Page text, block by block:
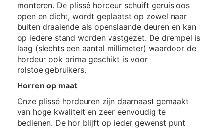
monteren. De plissé hordeur schuift geruisloos
open en dicht, wordt geplaatst op zowel naar
buiten draaiende als openslaande deuren en kan
op iedere stand worden vastgezet. De drempel is
laag (slechts een aantal millimeter) waardoor de
hordeur ook prima geschikt is voor
rolstoelgebruikers.
Horren op maat
Onze plissé hordeuren zijn daarnaast gemaakt
van hoge kwaliteit en zeer eenvoudig te
bedienen. De hor blijft op ieder gewenst punt